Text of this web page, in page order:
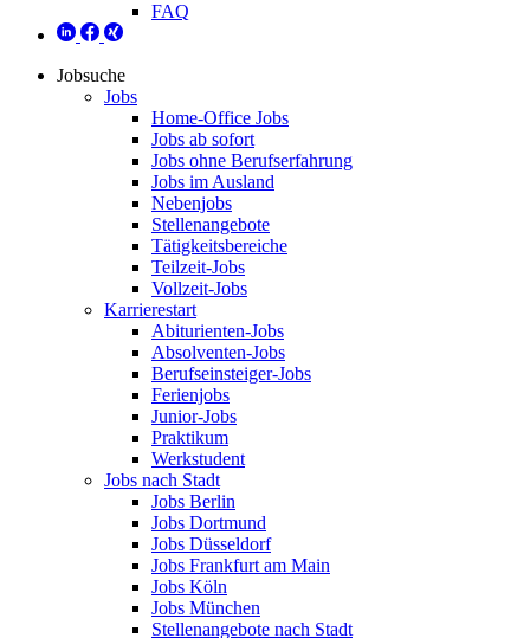
FAQ
Jobsuche
Jobs
Home-Office Jobs
Jobs ab sofort
Jobs ohne Berufserfahrung
Jobs im Ausland
Nebenjobs
Stellenangebote
Tätigkeitsbereiche
Teilzeit-Jobs
Vollzeit-Jobs
Karrierestart
Abiturienten-Jobs
Absolventen-Jobs
Berufseinsteiger-Jobs
Ferienjobs
Junior-Jobs
Praktikum
Werkstudent
Jobs nach Stadt
Jobs Berlin
Jobs Dortmund
Jobs Düsseldorf
Jobs Frankfurt am Main
Jobs Köln
Jobs München
Stellenangebote nach Stadt